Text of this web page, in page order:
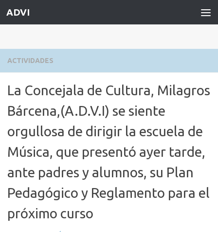
Saltar al contenido
ADVI
ACTIVIDADES
La Concejala de Cultura, Milagros
Bárcena,(A.D.V.I) se siente
orgullosa de dirigir la escuela de
Música, que presentó ayer tarde,
ante padres y alumnos, su Plan
Pedagógico y Reglamento para el
próximo curso